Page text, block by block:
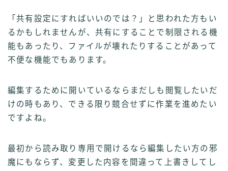
「共有設定にすればいいのでは？」と思われた方もい
るかもしれませんが、共有にすることで制限される機
能もあったり、ファイルが壊れたりすることがあって
不便な機能でもあります。
編集するために開いているならまだしも閲覧したいだ
けの時もあり、できる限り競合せずに作業を進めたい
ですよね。
最初から読み取り専用で開けるなら編集したい方の邪
魔にもならず、変更した内容を間違って上書きしてし